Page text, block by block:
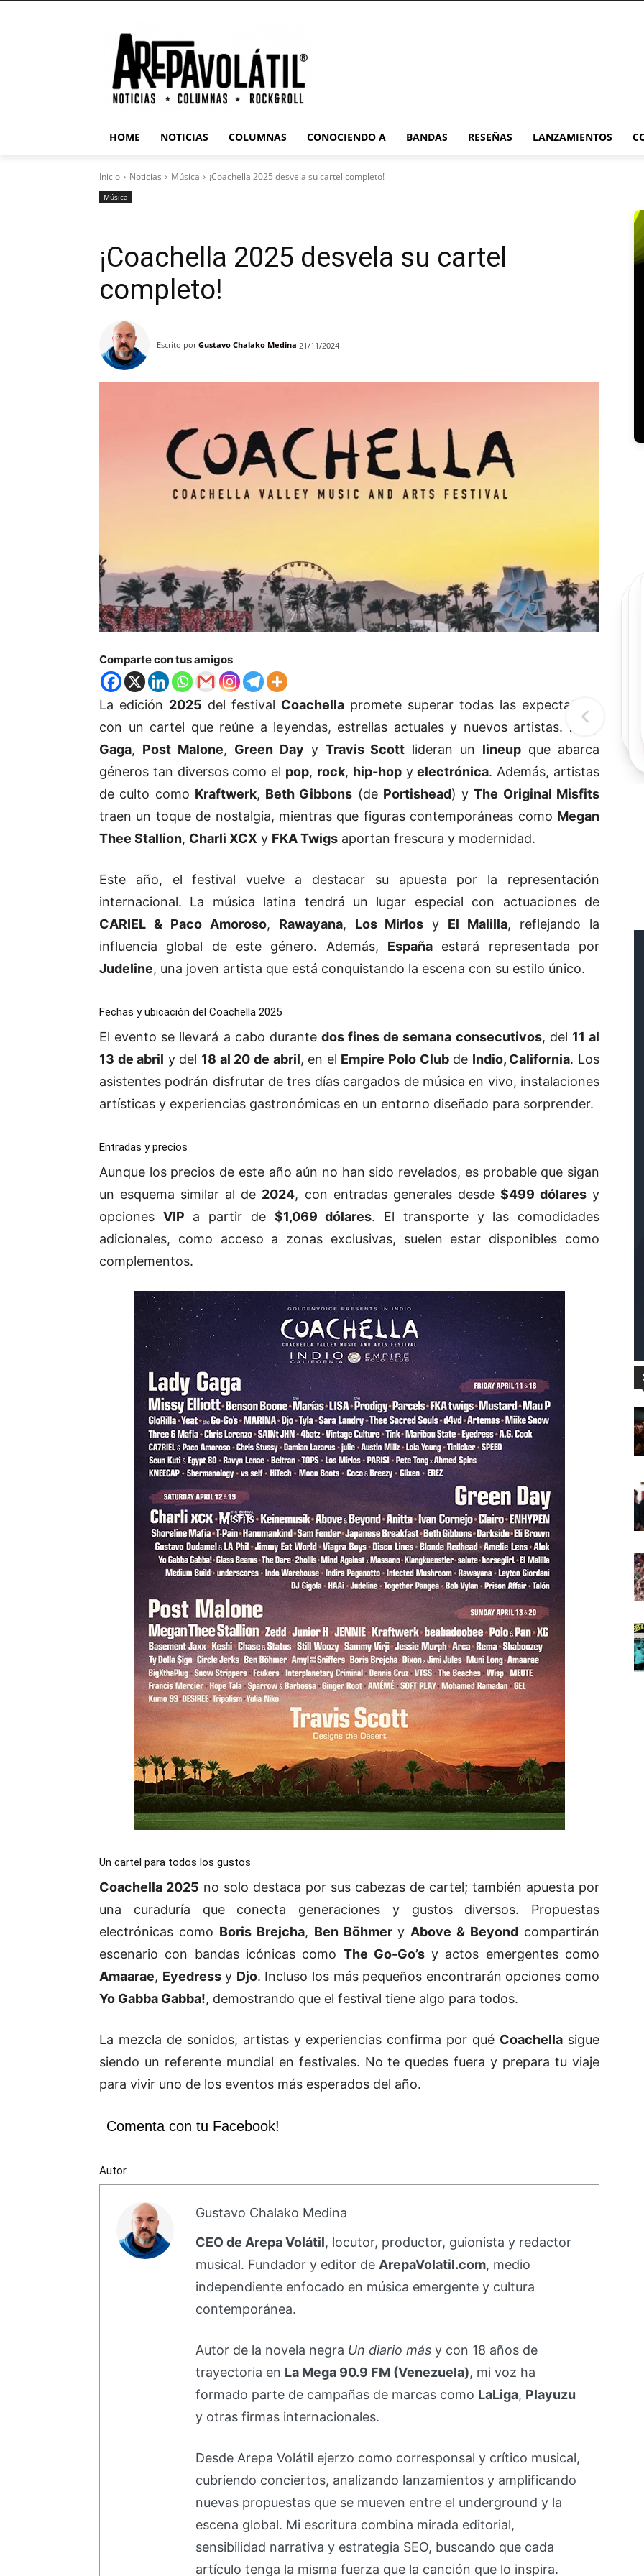
HOME NOTICIAS COLUMNAS CONOCIENDO A BANDAS RESEÑAS LANZAMIENTOS
Inicio Noticias Música ¡Coachella 2025 desvela su cartel completo!
Música
¡Coachella 2025 desvela su cartel
completo!
Escrito por Gustavo Chalako Medina 21/11/2024
Comparte con tus amigos
La edición 2025 del festival Coachella promete superar todas las expectativas
con un cartel que reúne a leyendas, estrellas actuales y nuevos artistas. Lady
Gaga, Post Malone, Green Day y Travis Scott lideran un lineup que abarca
géneros tan diversos como el pop, rock, hip-hopyelectrónica. Además, artistas
de culto como Kraftwerk, Beth Gibbons (de Portishead) yThe Original Misfits
traen un toque de nostalgia, mientras que figuras contemporáneas como Megan
Thee Stallion, Charli XCX y FKA Twigs aportan frescura y modernidad.
Este año, el festival vuelve a destacar su apuesta por la representación
internacional. La música latina tendrá un lugar especial con actuaciones de
CARIEL & Paco Amoroso, Rawayana, Los Mirlos y El Malilla, reflejando la
influencia global de este género. Además, España estará representada por
Judeline, una joven artista que está conquistando la escena con su estilo único.
Fechas y ubicación del Coachella 2025
El evento se llevará a cabo durante dos fines de semana consecutivos, del 11 al
13 de abril y del 18 al 20 de abril, en el Empire Polo Clubde Indio, California. Los
asistentes podrán disfrutar de tres días cargados de música en vivo, instalaciones
artísticas y experiencias gastronómicas en un entorno diseñado para sorprender.
Entradas y precios
Aunque los precios de este año aún no han sido revelados, es probable que sigan
un esquema similar al de 2024, con entradas generales desde $499 dólaresy
opciones VIP a partir de $1,069 dólares. El transporte y las comodidades
adicionales, como acceso a zonas exclusivas, suelen estar disponibles como
complementos.
Un cartel para todos los gustos
Coachella 2025 no solo destaca por sus cabezas de cartel; también apuesta por
una curaduría que conecta generaciones y gustos diversos. Propuestas
electrónicas como Boris Brejcha, Ben Böhmery Above & Beyond compartirán
escenario con bandas icónicas como The Go-Go’sy actos emergentes como
Amaarae, Eyedressy Djo. Incluso los más pequeños encontrarán opciones como
Yo Gabba Gabba!, demostrando que el festival tiene algo para todos.
La mezcla de sonidos, artistas y experiencias confirma por qué Coachella sigue
siendo un referente mundial en festivales. No te quedes fuera y prepara tu viaje
para vivir uno de los eventos más esperados del año.
Comenta con tu Facebook!
Autor
Gustavo Chalako Medina
CEO de Arepa Volátil, locutor, productor, guionista y redactor
musical. Fundador y editor de ArepaVolatil.com, medio
independiente enfocado en música emergente y cultura
contemporánea.
Autor de la novela negra Un diario másy con 18 años de
trayectoria en La Mega 90.9 FM (Venezuela), mi voz ha
formado parte de campañas de marcas como LaLiga, Playuzu
y otras firmas internacionales.
Desde Arepa Volátil ejerzo como corresponsal y crítico musical,
cubriendo conciertos, analizando lanzamientos y amplificando
nuevas propuestas que se mueven entre el underground y la
escena global. Mi escritura combina mirada editorial,
sensibilidad narrativa y estrategia SEO, buscando que cada
artículo tenga la misma fuerza que la canción que lo inspira.